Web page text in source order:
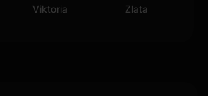
Viktoria Zlata